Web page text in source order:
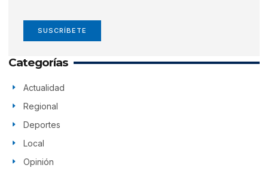
SUSCRÍBETE
Categorías
Actualidad
Regional
Deportes
Local
Opinión